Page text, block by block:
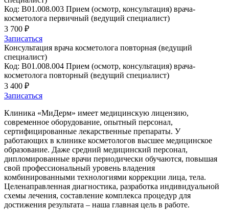
Код: B01.008.003 Прием (осмотр, консультация) врача-
косметолога первичный (ведущий специалист)
3 700 ₽
Записаться
Консультация врача косметолога повторная (ведущий
специалист)
Код: B01.008.004 Прием (осмотр, консультация) врача-
косметолога повторный (ведущий специалист)
3 400 ₽
Записаться
Клиника «МиДерм» имеет медицинскую лицензию,
современное оборудование, опытный персонал,
сертифицированные лекарственные препараты. У
работающих в клинике косметологов высшее медицинское
образование. Даже средний медицинский персонал,
дипломированные врачи периодически обучаются, повышая
свой профессиональный уровень владения
комбинированными технологиями коррекции лица, тела.
Целенаправленная диагностика, разработка индивидуальной
схемы лечения, составление комплекса процедур для
достижения результата – наша главная цель в работе.